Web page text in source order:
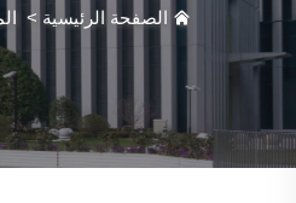
الصفحة الرئيسية >